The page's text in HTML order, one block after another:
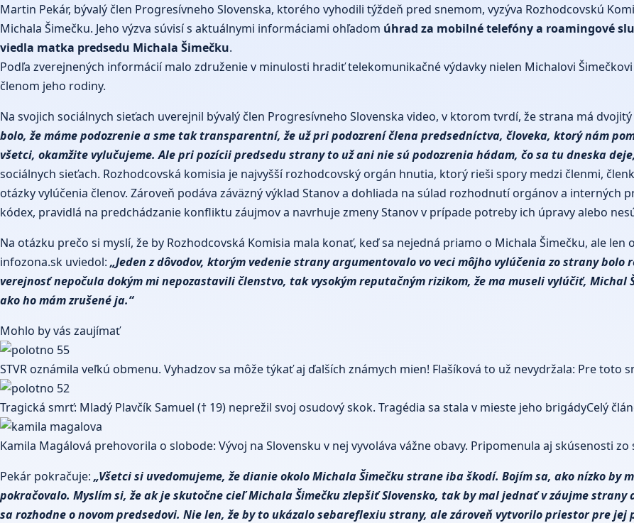
Martin Pekár, bývalý člen Progresívneho Slovenska, ktorého vyhodili týždeň pred snemom, vyzýva Rozhodcovskú
Michala Šimečku. Jeho výzva súvisí s aktuálnymi informáciami ohľadom úhrad za mobilné telefóny a roamingové
viedla matka predsedu Michala Šimečku.
Podľa zverejnených informácií malo združenie v minulosti hradiť telekomunikačné výdavky nielen Michalovi
členom jeho rodiny.
Na svojich sociálnych sieťach uverejnil bývalý člen Progresívneho Slovenska video, v ktorom tvrdí, že strana má dvojitý
bolo, že máme podozrenie a sme tak transparentní, že už pri podozrení člena predsedníctva, človeka, ktorý nám
všetci, okamžite vylučujeme. Ale pri pozícii predsedu strany to už ani nie sú podozrenia hádam, čo sa tu dneska
sociálnych sieťach. Rozhodcovská komisia je najvyšší rozhodcovský orgán hnutia, ktorý rieši spory medzi členmi,
otázky vylúčenia členov. Zároveň podáva záväzný výklad Stanov a dohliada na súlad rozhodnutí orgánov a interných
kódex, pravidlá na predchádzanie konfliktu záujmov a navrhuje zmeny Stanov v prípade potreby ich úpravy alebo
Na otázku prečo si myslí, že by Rozhodcovská Komisia mala konať, keď sa nejedná priamo o Michala Šimečku, ale
infozona.sk uviedol: „Jeden z dôvodov, ktorým vedenie strany argumentovalo vo veci môjho vylúčenia zo strany
verejnosť nepočula dokým mi nepozastavili členstvo, tak vysokým reputačným rizikom, že ma museli vylúčiť, Michal
ako ho mám zrušené ja.“
Mohlo by vás zaujímať
STVR oznámila veľkú obmenu. Vyhadzov sa môže týkať aj ďalších známych mien! Flašíková to už nevydržala: Pre toto
Tragická smrť: Mladý Plavčík Samuel († 19) neprežil svoj osudový skok. Tragédia sa stala v mieste jeho brigádyCelý
Kamila Magálová prehovorila o slobode: Vývoj na Slovensku v nej vyvoláva vážne obavy. Pripomenula aj skúsenosti zo
Pekár pokračuje: „Všetci si uvedomujeme, že dianie okolo Michala Šimečku strane iba škodí. Bojím sa, ako nízko
pokračovalo. Myslím si, že ak je skutočne cieľ Michala Šimečku zlepšiť Slovensko, tak by mal jednať v záujme
sa rozhodne o novom predsedovi. Nie len, že by to ukázalo sebareflexiu strany, ale zároveň vytvorilo priestor pre